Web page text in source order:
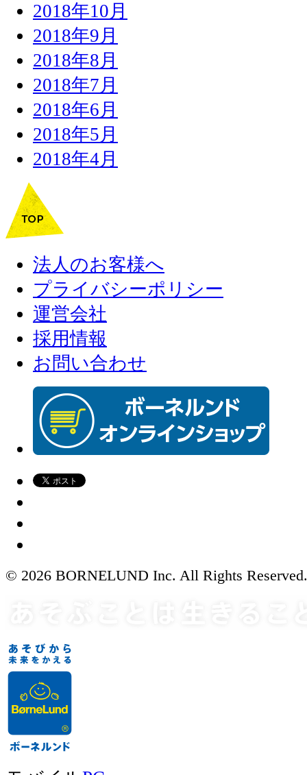
2018年10月
2018年9月
2018年8月
2018年7月
2018年6月
2018年5月
2018年4月
法人のお客様へ
プライバシーポリシー
運営会社
採用情報
お問い合わせ
© 2026 BORNELUND Inc. All Rights Reserved.